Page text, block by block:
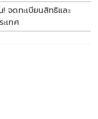
จดทะเบียนสิทธิและ
เทศ